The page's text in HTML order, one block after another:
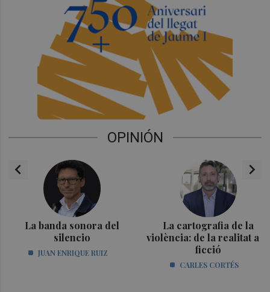
OPINIÓN
chevron_left
La banda sonora del
silencio
JUAN ENRIQUE RUIZ
La cartografia de la
violència: de la realitat a la
ficció
CARLES CORTÉS
chevron_right